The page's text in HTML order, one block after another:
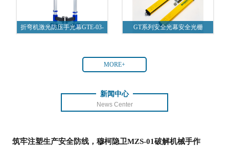
折弯机激光防压手光幕GTE-03-
GT系列安全光幕安全光栅
MORE+
新闻中心
News Center
筑牢注塑生产安全防线，穆柯隐卫MZS-01破解机械手作